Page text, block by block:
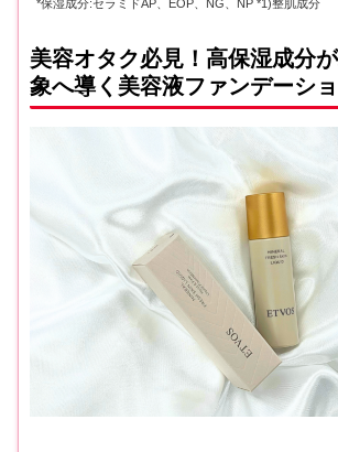
*保湿成分:セラミドAP、EOP、NG、NP *1)整肌成分
美容オタク必見！高保湿成分
象へ導く美容液ファンデーシ